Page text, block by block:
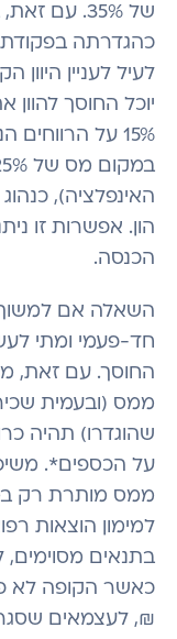
של 35%.
כהגדרתה
יוכל החוסך
15% על
האינפלציה),
הכנסה.
השאלה אם
חד-פעמי ומתי
החוסך. עם זאת,
ממס (ובעמית
על הכספים*.
ממס מותרת רק
למימון הוצאות
בתנאים מסוימים,
₪, לעצמאים